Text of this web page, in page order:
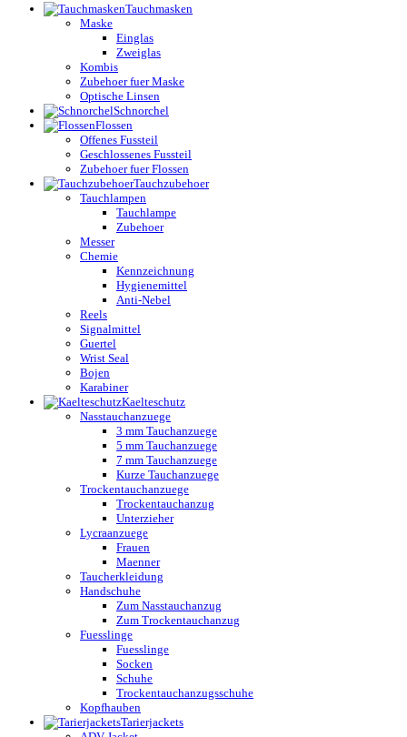
Tauchmasken
Maske
Einglas
Zweiglas
Kombis
Zubehoer fuer Maske
Optische Linsen
Schnorchel
Flossen
Offenes Fussteil
Geschlossenes Fussteil
Zubehoer fuer Flossen
Tauchzubehoer
Tauchlampen
Tauchlampe
Zubehoer
Messer
Chemie
Kennzeichnung
Hygienemittel
Anti-Nebel
Reels
Signalmittel
Guertel
Wrist Seal
Bojen
Karabiner
Kaelteschutz
Nasstauchanzuege
3 mm Tauchanzuege
5 mm Tauchanzuege
7 mm Tauchanzuege
Kurze Tauchanzuege
Trockentauchanzuege
Trockentauchanzug
Unterzieher
Lycraanzuege
Frauen
Maenner
Taucherkleidung
Handschuhe
Zum Nasstauchanzug
Zum Trockentauchanzug
Fuesslinge
Fuesslinge
Socken
Schuhe
Trockentauchanzugsschuhe
Kopfhauben
Tarierjackets